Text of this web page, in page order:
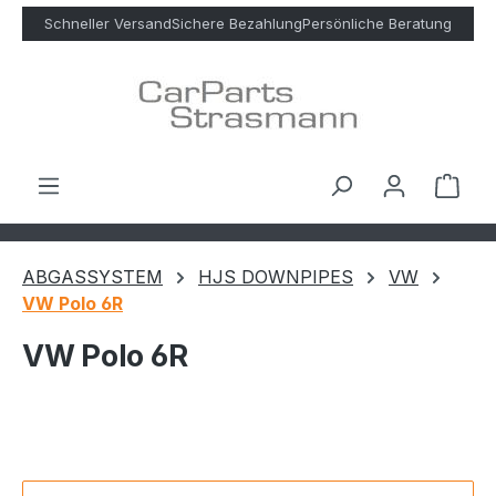
Zum Hauptinhalt springen
Schneller VersandSichere BezahlungPersönliche Beratung
ABGASSYSTEM HJS DOWNPIPES
VW
VW Polo 6R
VW Polo 6R